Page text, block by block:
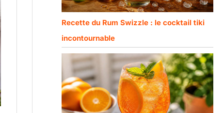
Recette du Rum Swizzle : le cocktail tiki
incontournable